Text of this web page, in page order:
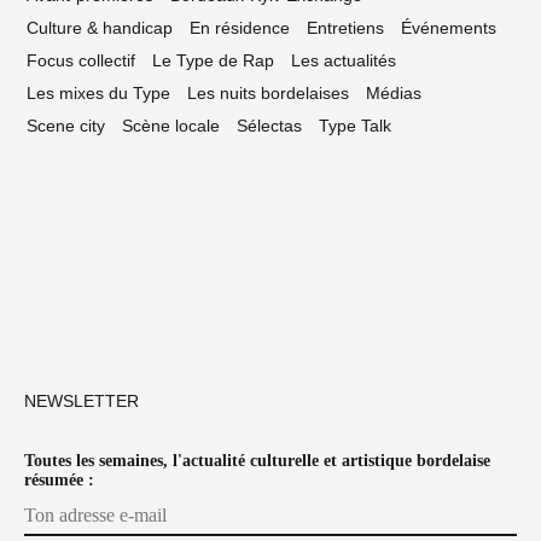
Culture & handicap
En résidence Entretiens
Événements
Focus collectif
Le Type de Rap
Les actualités
Les mixes du Type
Les nuits bordelaises
Médias
Scene city
Scène locale Sélectas Type Talk
NEWSLETTER
Toutes les semaines, l'actualité culturelle et artistique bordelaise
résumée :